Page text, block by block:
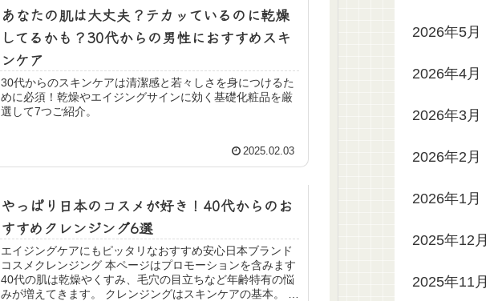
あなたの肌は大丈夫？テカッているのに乾燥
してるかも？30代からの男性におすすめスキ
ンケア
30代からのスキンケアは清潔感と若々しさを身につけるた
めに必須！乾燥やエイジングサインに効く基礎化粧品を厳
選して7つご紹介。
2025.02.03
やっぱり日本のコスメが好き！40代からのお
すすめクレンジング6選
エイジングケアにもピッタリなおすすめ安心日本ブランド
コスメクレンジング 本ページはプロモーションを含みます
40代の肌は乾燥やくすみ、毛穴の目立ちなど年齢特有の悩
みが増えてきます。 クレンジングはスキンケアの基本。 だ
2026年5月
2026年4月
2026年3月
2026年2月
2026年1月
2025年12月
2025年11月